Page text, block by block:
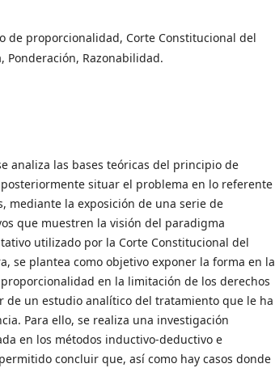
de proporcionalidad, Corte Constitucional del
Ponderación, Razonabilidad.
analiza las bases teóricas del principio de
situar el problema en lo referente
mediante la exposición de una serie de
que muestren la visión del paradigma
utilizado por la Corte Constitucional del
se plantea como objetivo exponer la forma en la
en la limitación de los derechos
de un estudio analítico del tratamiento que le ha
Para ello, se realiza una investigación
en los métodos inductivo-deductivo e
concluir que, así como hay casos donde